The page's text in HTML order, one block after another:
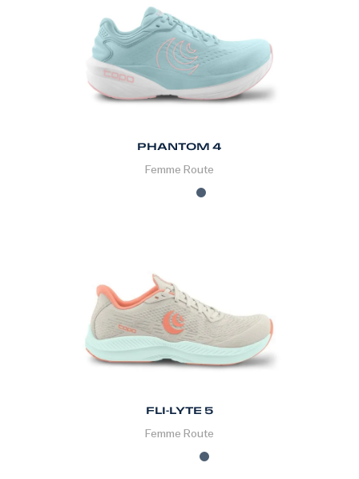
PHANTOM 4
Femme Route
FLI-LYTE 5
Femme Route